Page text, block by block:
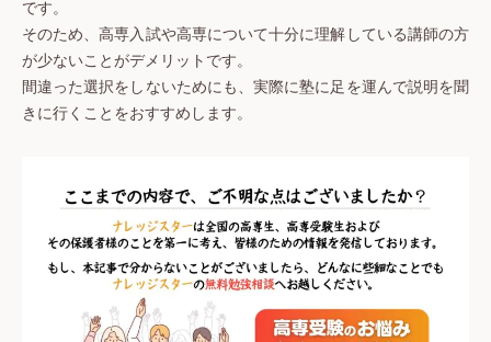
です。
そのため、高専入試や高専について十分に理解している講師の方
が少ないことがデメリットです。
間違った選択をしないためにも、実際に塾に足を運んで説明を聞
きに行くことをおすすめします。